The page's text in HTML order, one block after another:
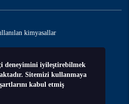
kimyasallar
kimyasallar
deneyimini iyileştirebilmek
Sitemizi kullanmaya
kabul etmiş